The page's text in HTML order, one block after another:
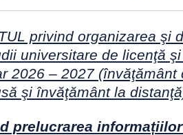
privind organizarea şi
universitare de licenţă
2026 – 2027 (învăţământ
şi învăţământ la
prelucrarea